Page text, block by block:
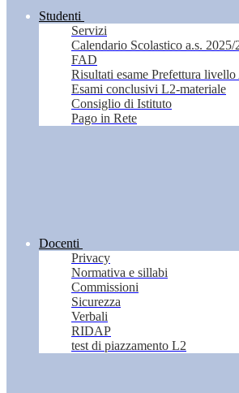
Studenti
Servizi
Calendario Scolastico a.s. 2025/
FAD
Risultati esame Prefettura livello
Esami conclusivi L2-materiale
Consiglio di Istituto
Pago in Rete
Docenti
Privacy
Normativa e sillabi
Commissioni
Sicurezza
Verbali
RIDAP
test di piazzamento L2